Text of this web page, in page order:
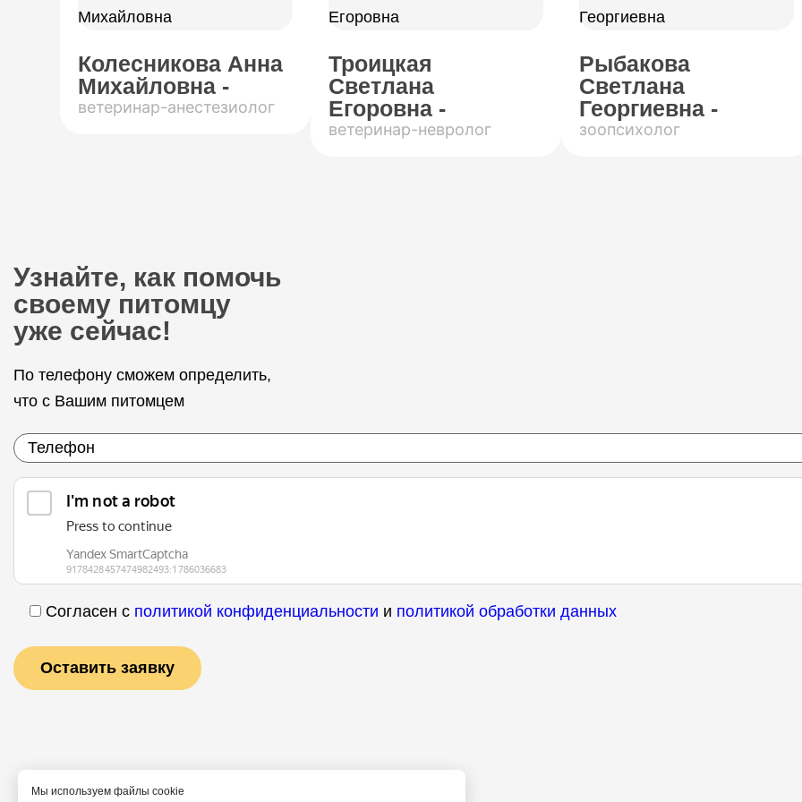
Колесникова Анна
Михайловна -
ветеринар-анестезиолог
Троицкая
Светлана
Егоровна -
ветеринар-невролог
Рыбакова
Светлана
Георгиевна -
зоопсихолог
Узнайте, как помочь
своему питомцу
уже сейчас!
По телефону сможем определить,
что с Вашим питомцем
Согласен с политикой конфиденциальности и политикой обработки данных
Мы используем файлы cookie